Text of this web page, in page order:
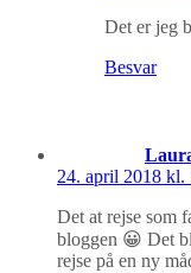
Det er jeg
Besvar
24. april 2018 kl.
Det at rejse som
bloggen 😀 Det
rejse på en ny